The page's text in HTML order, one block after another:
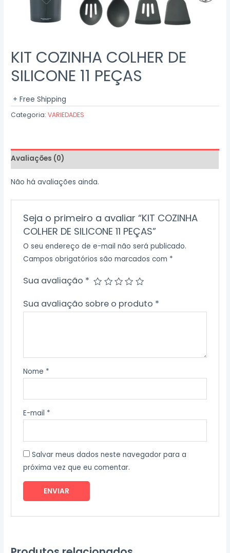
KIT COZINHA COLHER DE
SILICONE 11 PEÇAS
+ Free Shipping
Categoria:VARIEDADES
Avaliações (0)
Não há avaliações ainda.
Seja o primeiro a avaliar “KIT COZINHA
COLHER DE SILICONE 11 PEÇAS”
O seu endereço de e-mail não será publicado.
Campos obrigatórios são marcados com *
Sua avaliação *
Sua avaliação sobre o produto *
Nome *
E-mail *
Salvar meus dados neste navegador para a
próxima vez que eu comentar.